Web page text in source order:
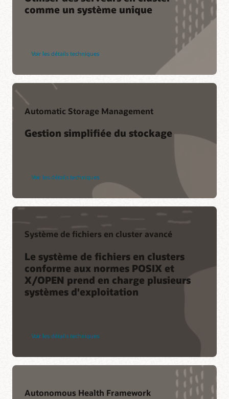
comme un système unique
Voir les détails techniques
Automatic Storage Management
Gestion simplifiée du stockage
Voir les détails techniques
Système de fichiers en cluster avancé
Le système de fichiers en clusters
conforme aux normes POSIX et
X/OPEN prend en charge plusieurs
systèmes d'exploitation
Voir les détails techniques
Autonomous Health Framework